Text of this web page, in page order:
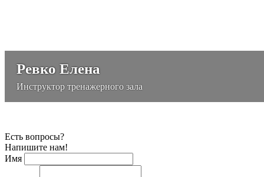
Ревко Елена
Инструктор тренажерного зала
Есть вопросы?
Напишите нам!
Имя